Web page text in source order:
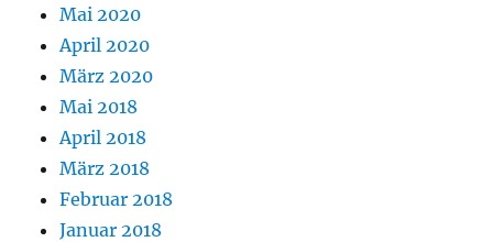
Mai 2020
April 2020
März 2020
Mai 2018
April 2018
März 2018
Februar 2018
Januar 2018